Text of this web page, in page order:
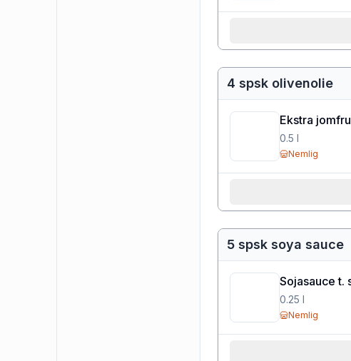
4 spsk olivenolie
Ekstra
0.5 l
Nemlig
5 spsk soya sauce
Sojasauce t.
0.25 l
Nemlig